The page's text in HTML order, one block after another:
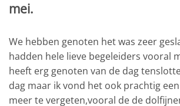
mei.
We hebben genoten het was zeer
hadden hele lieve begeleiders vooral
heeft erg genoten van de dag
dag maar ik vond het ook prachtig
meer te vergeten,vooral de de